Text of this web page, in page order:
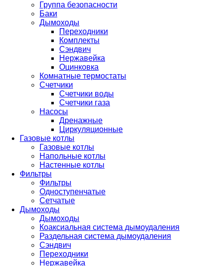
Группа безопасности
Баки
Дымоходы
Переходники
Комплекты
Сэндвич
Нержавейка
Оцинковка
Комнатные термостаты
Счетчики
Счетчики воды
Счетчики газа
Насосы
Дренажные
Циркуляционные
Газовые котлы
Газовые котлы
Напольные котлы
Настенные котлы
Фильтры
Фильтры
Одноступенчатые
Сетчатые
Дымоходы
Дымоходы
Коаксиальная система дымоудаления
Раздельная система дымоудаления
Сэндвич
Переходники
Нержавейка